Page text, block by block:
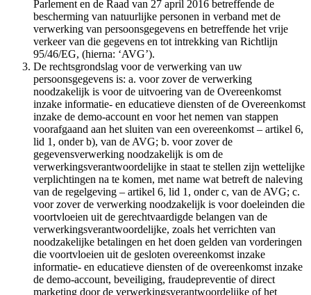
Parlement en de Raad van 27 april 2016 betreffende de
bescherming van natuurlijke personen in verband met de
verwerking van persoonsgegevens en betreffende het vrije
verkeer van die gegevens en tot intrekking van Richtlijn
95/46/EG, (hierna: ‘AVG’).
De rechtsgrondslag voor de verwerking van uw
persoonsgegevens is: a. voor zover de verwerking
noodzakelijk is voor de uitvoering van de Overeenkomst
inzake informatie- en educatieve diensten of de Overeenkomst
inzake de demo-account en voor het nemen van stappen
voorafgaand aan het sluiten van een overeenkomst – artikel 6,
lid 1, onder b), van de AVG; b. voor zover de
gegevensverwerking noodzakelijk is om de
verwerkingsverantwoordelijke in staat te stellen zijn wettelijke
verplichtingen na te komen, met name wat betreft de naleving
van de regelgeving – artikel 6, lid 1, onder c, van de AVG; c.
voor zover de verwerking noodzakelijk is voor doeleinden die
voortvloeien uit de gerechtvaardigde belangen van de
verwerkingsverantwoordelijke, zoals het verrichten van
noodzakelijke betalingen en het doen gelden van vorderingen
die voortvloeien uit de gesloten overeenkomst inzake
informatie- en educatieve diensten of de overeenkomst inzake
de demo-account, beveiliging, fraudepreventie of direct
marketing door de verwerkingsverantwoordelijke of het